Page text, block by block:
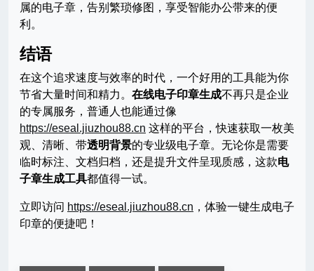
属的电子章，告别繁琐修图，享受智能办公带来的便
利。
结语
在这个追求速度与效率的时代，一个好用的工具能为你
节省大量时间和精力。 在线电子印章生成不再只是企业
的专属服务，普通人也能通过像
https://eseal.jiuzhou88.cn 这样的平台，快速获取一枚美
观、清晰、带透明背景的专业级电子章。无论你是需要
临时标注、文档归档，还是提升文件呈现质感，这款电
子章生成工具都值得一试。
立即访问 https://eseal.jiuzhou88.cn ，体验一键生成电子
印章的便捷吧！